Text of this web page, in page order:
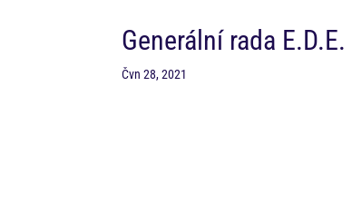
Generální rada E.D.E.
Čvn 28, 2021